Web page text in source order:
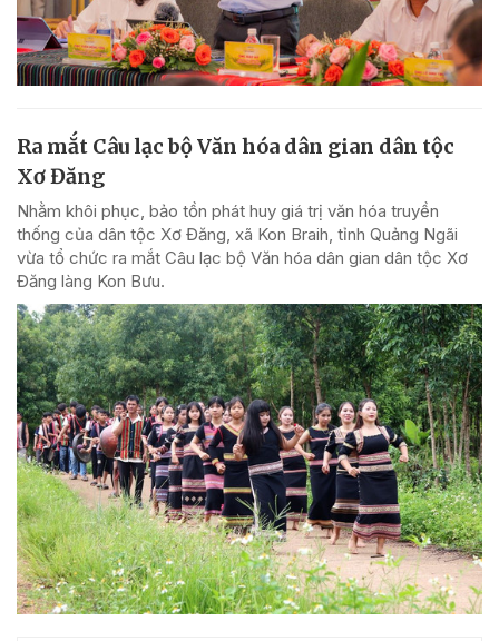
Ra mắt Câu lạc bộ Văn hóa dân gian dân tộc
Xơ Đăng
Nhằm khôi phục, bảo tồn phát huy giá trị văn hóa truyền
thống của dân tộc Xơ Đăng, xã Kon Braih, tỉnh Quảng Ngãi
vừa tổ chức ra mắt Câu lạc bộ Văn hóa dân gian dân tộc Xơ
Đăng làng Kon Bưu.